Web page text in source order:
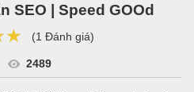
SEO | Speed GOOd
(1 Đánh giá)
2489